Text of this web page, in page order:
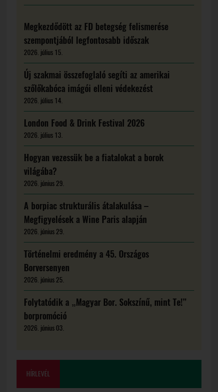
Megkezdődött az FD betegség felismerése
szempontjából legfontosabb időszak
2026. július 15.
Új szakmai összefoglaló segíti az amerikai
szőlőkabóca imágói elleni védekezést
2026. július 14.
London Food & Drink Festival 2026
2026. július 13.
Hogyan vezessük be a fiatalokat a borok
világába?
2026. június 29.
A borpiac strukturális átalakulása –
Megfigyelések a Wine Paris alapján
2026. június 29.
Történelmi eredmény a 45. Országos
Borversenyen
2026. június 25.
Folytatódik a „Magyar Bor. Sokszínű, mint Te!”
borpromóció
2026. június 03.
HÍRLEVÉL